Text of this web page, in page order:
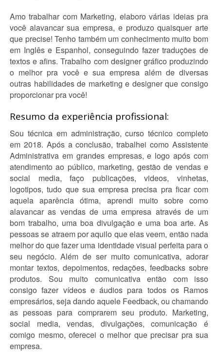
Amo trabalhar com Marketing, elaboro várias ideias pra
você alavancar sua empresa, e produzo quaisquer arte
que precise! Tenho também um conhecimento muito bom
em Inglês e Espanhol, conseguindo fazer traduções de
textos e afins. Trabalho com designer gráfico produzindo
o melhor pra você e sua empresa além de diversas
outras habilidades de marketing e designer que consigo
proporcionar pra você!
Resumo da experiência profissional:
Sou técnica em administração, curso técnico completo
em 2018. Após a conclusão, trabalhei como Assistente
Administrativa em grandes empresas, e logo após com
atendimento ao público, marketing, gestão de vendas e
social media, faço publicações, videos, vinhetas,
logotipos, tudo que sua empresa precisa pra ficar com
aquela aparência ótima, aprendi muito sobre como
alavancar as vendas de uma empresa através de um
bom trabalho, uma boa divulgação e uma boa arte. As
pessoas se atraem por aquilo que elas veem, então nada
melhor do que fazer uma identidade visual perfeita para o
seu negócio. Além de ser muito comunicativa, adorar
montar textos, depoimentos, redações, feedbacks sobre
produtos. Sou muito comunicativa então com isso
consigo fazer vídeos e áudios para todos os Ramos
empresários, seja dando aquele Feedback, ou chamando
as pessoas para comprarem seu produto. Marketing,
social media, vendas, divulgações, comunicação é
comigo mesmo, oferecei o melhor que precisar pra sua
empresa.